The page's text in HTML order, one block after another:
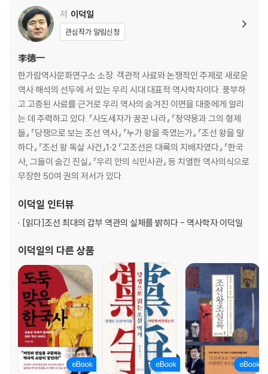
8장. 대한제국사
· 부록1 한국왕조계보도 · 부록2 한국사연표 · 부록3 한국사의 쟁점들에 대
한 각국 학계의 시각
저 이덕일
관심작가 알림신청
李德一
한가람역사문화연구소 소장. 객관적 사료와 논쟁적인 주제로 새로운
역사 해석의 선두에 서 있는 우리 시대 대표적 역사학자이다. 풍부하
고 고증된 사료를 근거로 우리 역사의 숨겨진 이면을 대중에게 알리
는 데 주력하고 있다. 『사도세자가 꿈꾼 나라』 『정약용과 그의 형제
들』 『당쟁으로 보는 조선 역사』 『누가 왕을 죽였는가』 『조선 왕을 말
하다』 『조선 왕 독살 사건』1·2 『고조선은 대륙의 지배자였다』 『한국
사, 그들이 숨긴 진실』 『우리 안의 식민사관』 등 치열한 역사의식으로
무장한 50여 권의 저서가 있다.
이덕일 인터뷰
[읽다]조선 최대의 갑부 역관의 실체를 밝히다 - 역사학자 이덕일
이덕일의 다른 상품